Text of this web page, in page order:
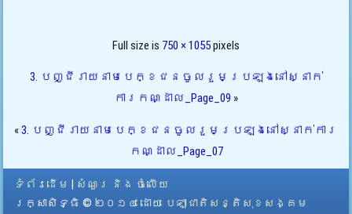
Full size is 750 × 1055pixels
3. បញ្ជីរាយនាមបេក្ខជនចូលរួមប្រឡងនៅស្នាក់
ការកណ្ដាល_Page_09 »
«3. បញ្ជីរាយនាមបេក្ខជនចូលរួមប្រឡងនៅស្នាក់ការ
កណ្ដាល_Page_07
ទំព័រដើម
សំណួរ និង ចំលើយ
រក្សាសិទ្ធិ © ២០១៤ ដោយ​ បេឡាជាតិសន្តិសុខសង្គម